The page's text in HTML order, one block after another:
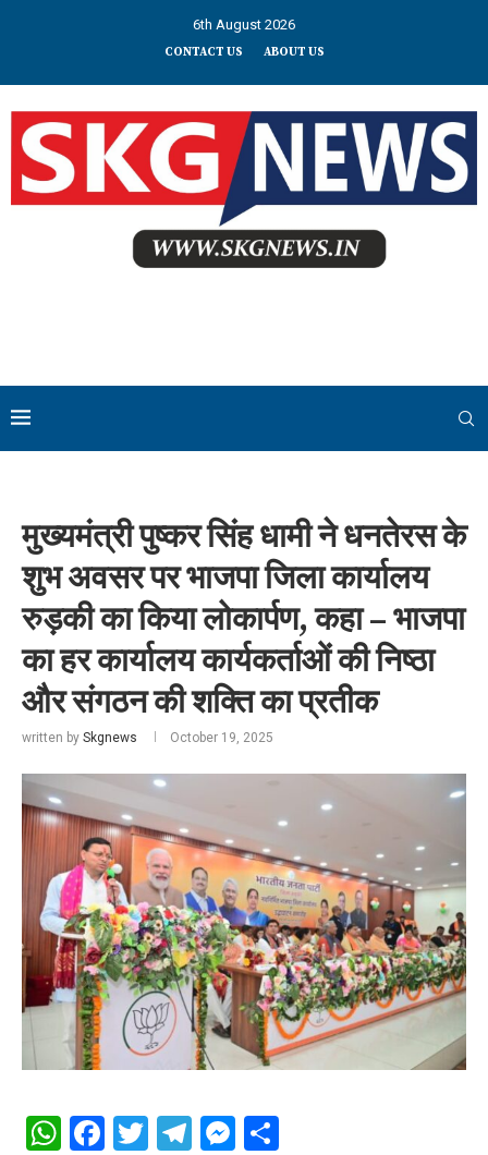
6th August 2026
CONTACT US ABOUT US
मुख्यमंत्री पुष्कर सिंह धामी ने धनतेरस के
शुभ अवसर पर भाजपा जिला कार्यालय
रुड़की का किया लोकार्पण, कहा – भाजपा
का हर कार्यालय कार्यकर्ताओं की निष्ठा
और संगठन की शक्ति का प्रतीक
written by Skgnews October 19, 2025
WhatsApp
Facebook
Twitter
Telegram
Messenger